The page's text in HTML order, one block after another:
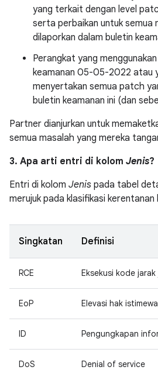
yang terkait dengan level
serta perbaikan untuk semua
dilaporkan dalam buletin
Perangkat yang
keamanan 05-05-2022 atau
menyertakan semua patch
buletin keamanan ini (dan
Partner dianjurkan untuk
semua masalah yang mereka
3. Apa arti entri di kolom Jenis?
Entri di kolom Jenis pada tabel
merujuk pada klasifikasi kerentanan
Singkatan Definisi
RCE Eksekusi kode jarak
EoP Elevasi hak istimewa
ID Pengungkapan
DoS Denial of service